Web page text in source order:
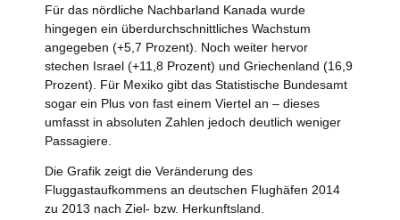
Für das nördliche Nachbarland Kanada wurde
hingegen ein überdurchschnittliches Wachstum
angegeben (+5,7 Prozent). Noch weiter hervor
stechen Israel (+11,8 Prozent) und Griechenland (16,9
Prozent). Für Mexiko gibt das Statistische Bundesamt
sogar ein Plus von fast einem Viertel an – dieses
umfasst in absoluten Zahlen jedoch deutlich weniger
Passagiere.
Die Grafik zeigt die Veränderung des
Fluggastaufkommens an deutschen Flughäfen 2014
zu 2013 nach Ziel- bzw. Herkunftsland.